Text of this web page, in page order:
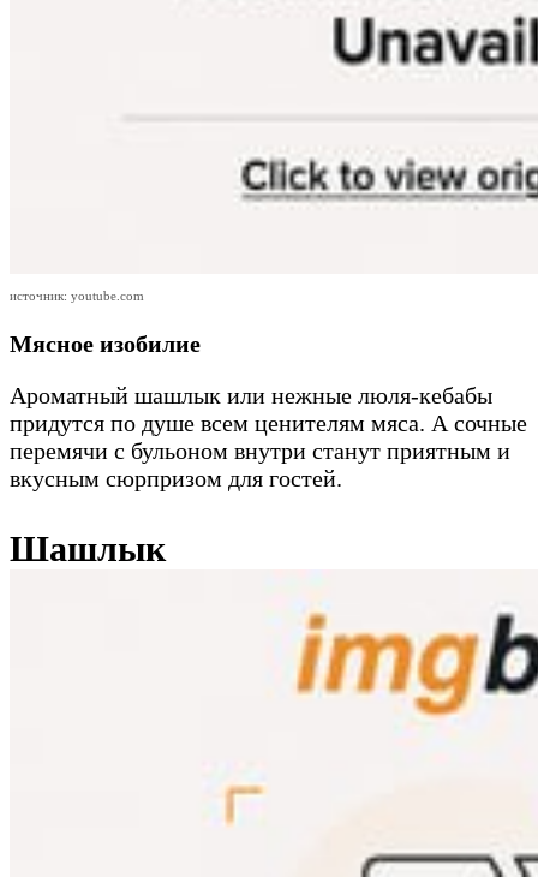
источник: youtube.com
Мясное изобилие
Ароматный шашлык или нежные люля-кебабы
придутся по душе всем ценителям мяса. А сочные
перемячи с бульоном внутри станут приятным и
вкусным сюрпризом для гостей.
Шашлык